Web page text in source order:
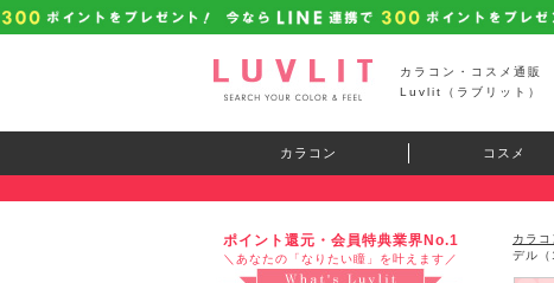
カラコン・コスメ通販
Luvlit（ラブリット）
カラコン コスメ
ポイント還元・会員特典業界No.1
＼あなたの「なりたい瞳」を叶えます／
カラ
デル（